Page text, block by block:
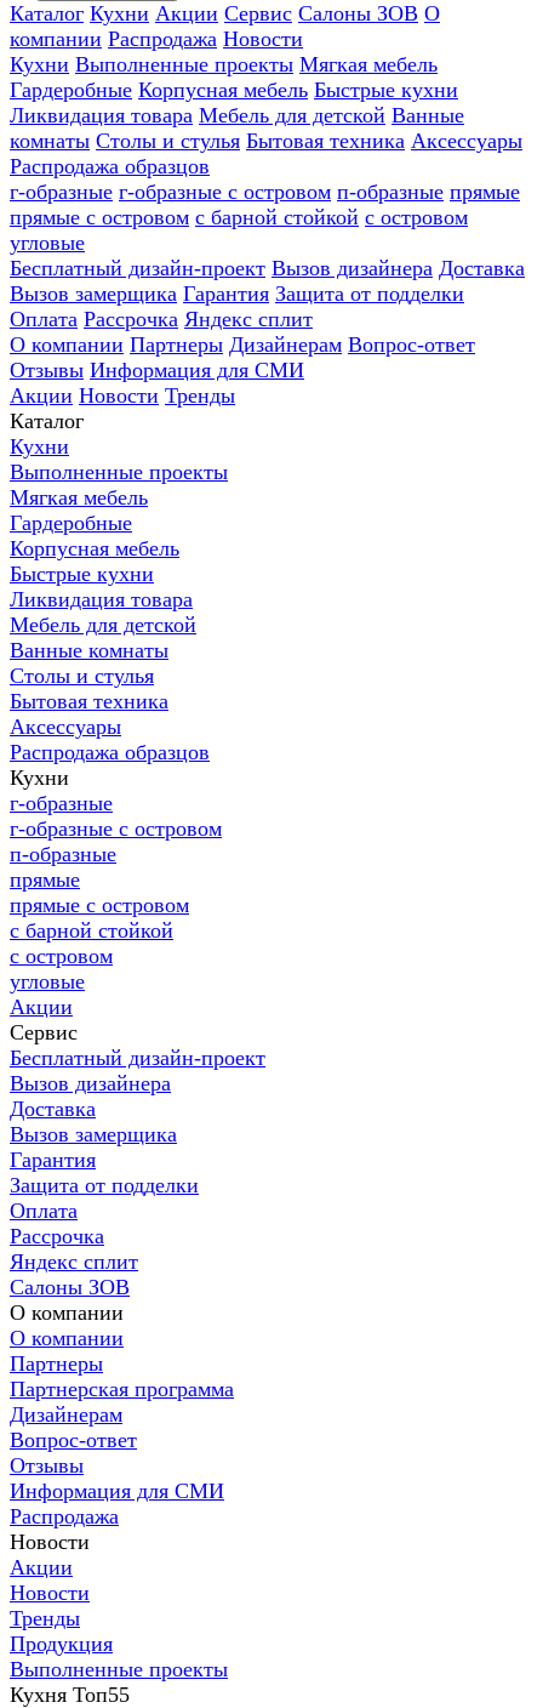
Каталог Кухни Акции Сервис Салоны ЗОВ О
компании Распродажа Новости
Кухни Выполненные проекты Мягкая мебель
Гардеробные Корпусная мебель Быстрые кухни
Ликвидация товара Мебель для детской Ванные
комнаты Столы и стулья Бытовая техника Аксессуары
Распродажа образцов
г-образные г-образные с островом п-образные прямые
прямые с островом с барной стойкой с островом
угловые
Бесплатный дизайн-проект Вызов дизайнера Доставка
Вызов замерщика Гарантия Защита от подделки
Оплата Рассрочка Яндекс сплит
О компании Партнеры Дизайнерам Вопрос-ответ
Отзывы Информация для СМИ
Акции Новости Тренды
Каталог
Кухни
Выполненные проекты
Мягкая мебель
Гардеробные
Корпусная мебель
Быстрые кухни
Ликвидация товара
Мебель для детской
Ванные комнаты
Столы и стулья
Бытовая техника
Аксессуары
Распродажа образцов
Кухни
г-образные
г-образные с островом
п-образные
прямые
прямые с островом
с барной стойкой
с островом
угловые
Акции
Сервис
Бесплатный дизайн-проект
Вызов дизайнера
Доставка
Вызов замерщика
Гарантия
Защита от подделки
Оплата
Рассрочка
Яндекс сплит
Салоны ЗОВ
О компании
О компании
Партнеры
Партнерская программа
Дизайнерам
Вопрос-ответ
Отзывы
Информация для СМИ
Распродажа
Новости
Акции
Новости
Тренды
Продукция
Выполненные проекты
Кухня Топ55